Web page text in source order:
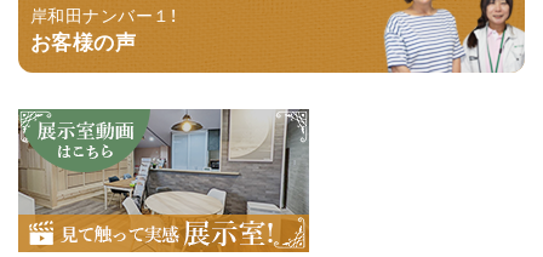
岸和田ナンバー１！
お客様の声